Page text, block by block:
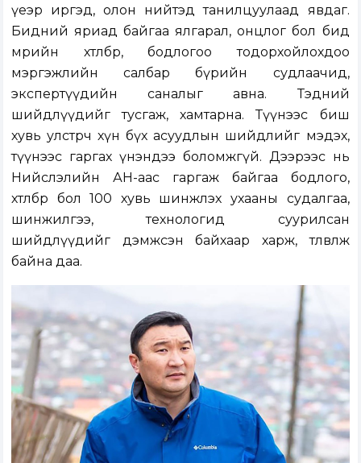
үеэр иргэд, олон нийтэд танилцуулаад явдаг.
Бидний яриад байгаа ялгарал, онцлог бол бид
мөрийн хөтөлбөрөө, бодлогоо тодорхойлохдоо
мэргэжлийн салбар бүрийн судлаачид,
экспертүүдийн саналыг авна. Тэдний
шийдлүүдийг тусгаж, хамтарна. Түүнээс биш
хувь улстөрч хүн бүх асуудлын шийдлийг мэдэх,
түүнээс гаргах үнэндээ боломжгүй. Дээрээс нь
Нийслэлийн АН-аас гаргаж байгаа бодлого,
хөтөлбөр бол 100 хувь шинжлэх ухааны судалгаа,
шинжилгээ, технологид суурилсан
шийдлүүдийг дэмжсэн байхаар харж, төлөвлөж
байна даа.